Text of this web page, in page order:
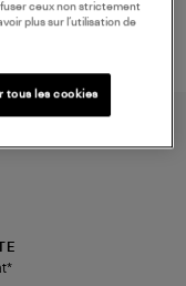
ceux non strictement
plus sur l’utilisation de
tous les cookies